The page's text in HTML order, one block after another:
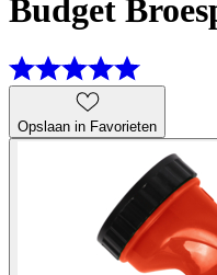
Budget
Opslaan in Favorieten